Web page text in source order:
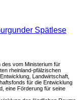
Spätlese
des vom Ministerium für
rheinland-pfälzischen
Landwirtschaft,
für die Entwicklung
eine Förderung für seine